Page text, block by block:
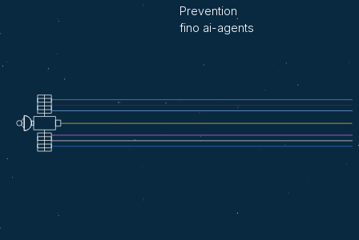
Prevention
fino ai-agents